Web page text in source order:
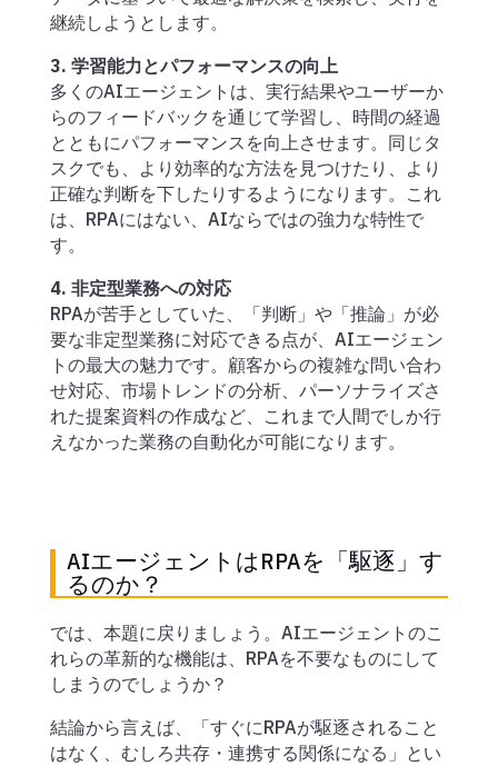
継続しようとします。
3. 学習能力とパフォーマンスの向上
多くのAIエージェントは、実行結果やユーザーか
らのフィードバックを通じて学習し、時間の経過
とともにパフォーマンスを向上させます。同じタ
スクでも、より効率的な方法を見つけたり、より
正確な判断を下したりするようになります。これ
は、RPAにはない、AIならではの強力な特性で
す。
4. 非定型業務への対応
RPAが苦手としていた、「判断」や「推論」が必
要な非定型業務に対応できる点が、AIエージェン
トの最大の魅力です。顧客からの複雑な問い合わ
せ対応、市場トレンドの分析、パーソナライズさ
れた提案資料の作成など、これまで人間でしか行
えなかった業務の自動化が可能になります。
AIエージェントはRPAを「駆逐」す
るのか？
では、本題に戻りましょう。AIエージェントのこ
れらの革新的な機能は、RPAを不要なものにして
しまうのでしょうか？
結論から言えば、「すぐにRPAが駆逐されること
はなく、むしろ共存・連携する関係になる」とい